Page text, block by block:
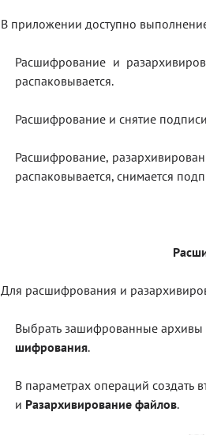
В приложении доступно
Расшифрование и
распаковывается.
Расшифрование и снятие
Расшифрование,
распаковывается, снимается
Для расшифрования и
Выбрать зашифрованные
шифрования.
В параметрах операций создать
и Разархивирование файлов.